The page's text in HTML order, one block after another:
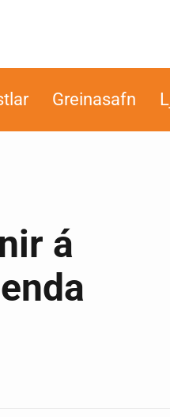
Greinasafn
á